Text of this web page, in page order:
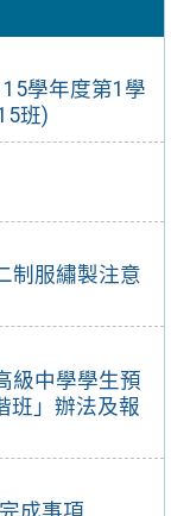
學年度第1學
班)
制服繡製注意
級中學學生預
班」辦法及報